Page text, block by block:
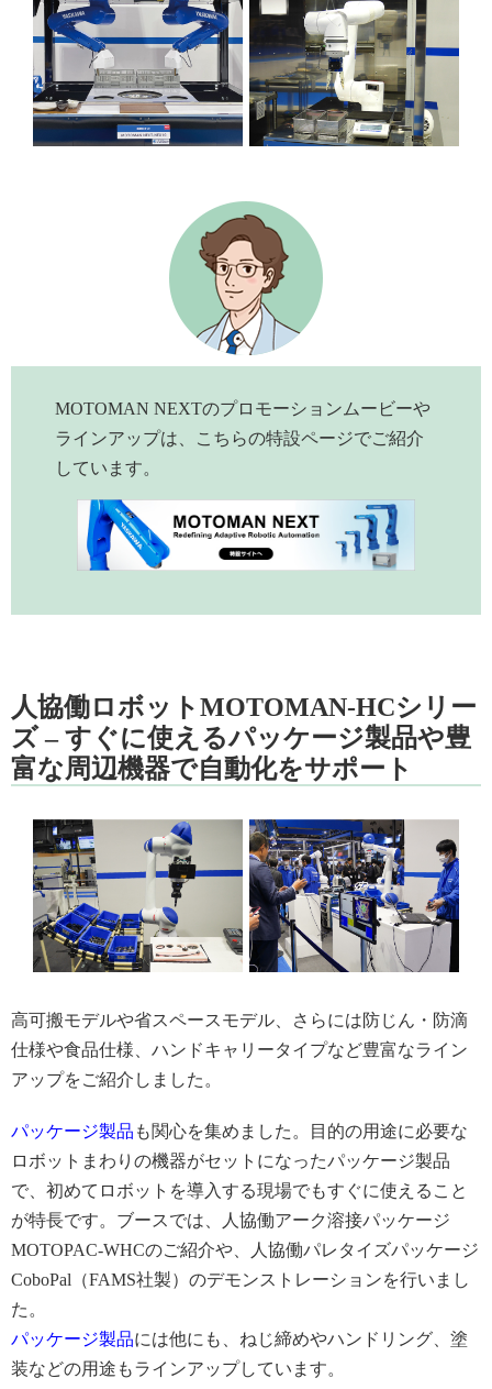
MOTOMAN NEXTのプロモーションムービーや
ラインアップは、こちらの特設ページでご紹介
しています。
人協働ロボットMOTOMAN-HCシリー
ズ – すぐに使えるパッケージ製品や豊
富な周辺機器で自動化をサポート
高可搬モデルや省スペースモデル、さらには防じん・防滴
仕様や食品仕様、ハンドキャリータイプなど豊富なライン
アップをご紹介しました。
パッケージ製品 も関心を集めました。目的の用途に必要な
ロボットまわりの機器がセットになったパッケージ製品
で、初めてロボットを導入する現場でもすぐに使えること
が特長です。ブースでは、人協働アーク溶接パッケージ
MOTOPAC-WHCのご紹介や、人協働パレタイズパッケージ
CoboPal（FAMS社製）のデモンストレーションを行いまし
た。
パッケージ製品には他にも、ねじ締めやハンドリング、塗
装などの用途もラインアップしています。